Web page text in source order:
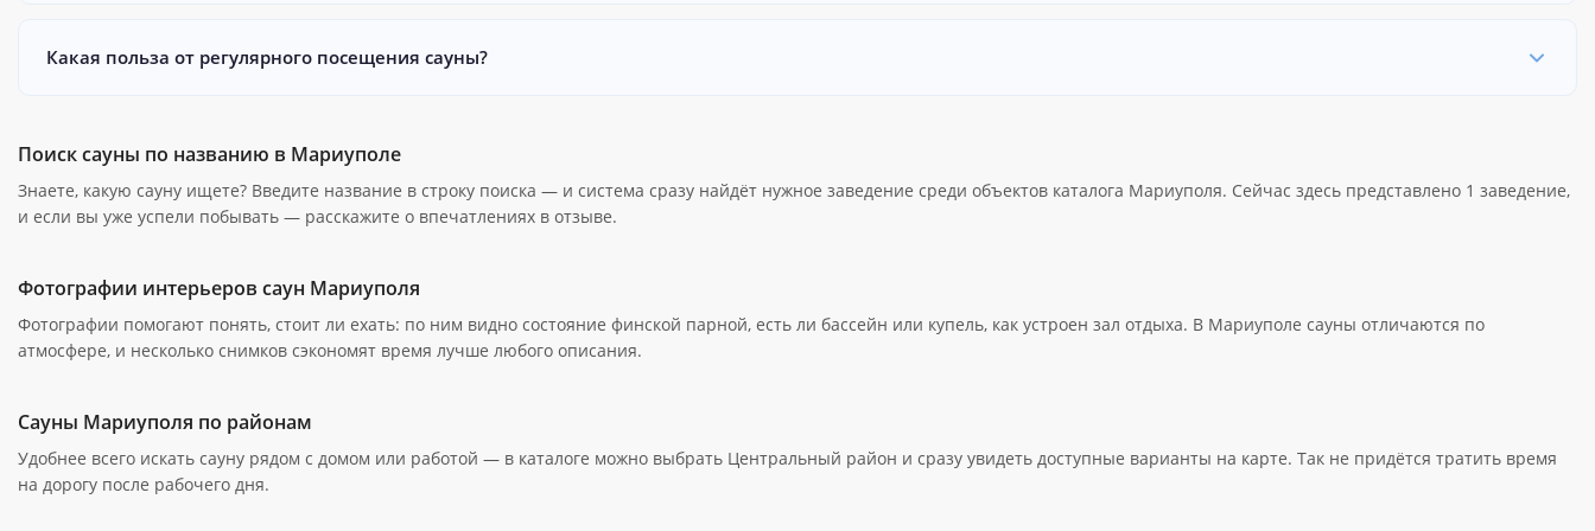
Какая польза от регулярного посещения сауны?
Поиск сауны по названию в Мариуполе
Знаете, какую сауну ищете? Введите название в строку поиска — и система сразу найдёт нужное заведение среди объектов каталога Мариуполя. Сейчас здесь представлено 1 заведение,
и если вы уже успели побывать — расскажите о впечатлениях в отзыве.
Фотографии интерьеров саун Мариуполя
Фотографии помогают понять, стоит ли ехать: по ним видно состояние финской парной, есть ли бассейн или купель, как устроен зал отдыха. В Мариуполе сауны отличаются по
атмосфере, и несколько снимков сэкономят время лучше любого описания.
Сауны Мариуполя по районам
Удобнее всего искать сауну рядом с домом или работой — в каталоге можно выбрать Центральный район и сразу увидеть доступные варианты на карте. Так не придётся тратить время
на дорогу после рабочего дня.